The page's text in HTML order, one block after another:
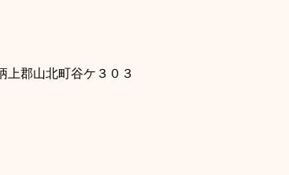
上郡山北町谷ケ３０３